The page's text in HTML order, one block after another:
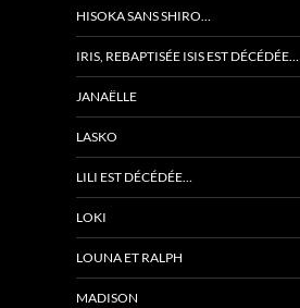
HISOKA SANS SHIRO…
IRIS, REBAPTISÉE ISIS EST DÉCÉDÉE…
JANAËLLE
LASKO
LILI EST DÉCÉDÉE…
LOKI
LOUNA ET RALPH
MADISON